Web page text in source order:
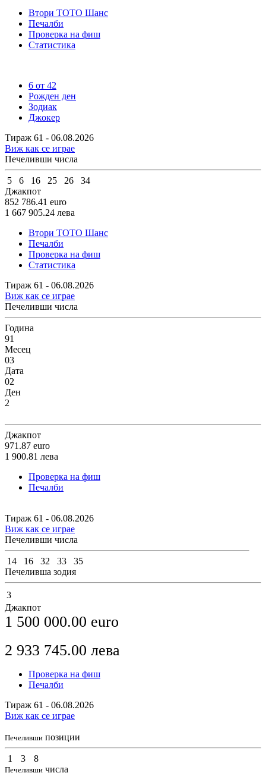
Втори ТОТО Шанс
Печалби
Проверка на фиш
Статистика
6 от 42
Рожден ден
Зодиак
Джокер
Тираж 61 - 06.08.2026
Виж как се играе
Печеливши числа
5 6 16 25 26
34
Джакпот
852 786.41 euro
1 667 905.24 лева
Втори ТОТО Шанс
Печалби
Проверка на фиш
Статистика
Тираж 61 - 06.08.2026
Виж как се играе
Печеливши числа
Година
91
Месец
03
Дата
02
Ден
2
Джакпот
971.87 euro
1 900.81 лева
Проверка на фиш
Печалби
Тираж 61 - 06.08.2026
Виж как се играе
Печеливши числа
14 16 32 33
35
Печеливша зодия
3
Джакпот
1 500 000.00 euro
2 933 745.00 лева
Проверка на фиш
Печалби
Тираж 61 - 06.08.2026
Виж как се играе
Печеливши позиции
1 3 8
Печеливши числа